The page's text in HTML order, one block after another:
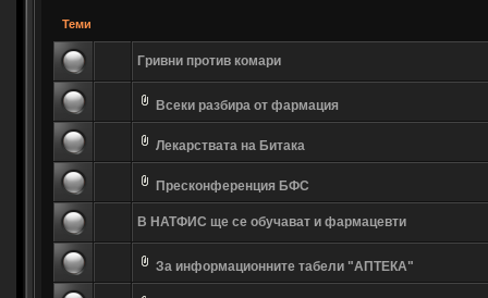
Теми
Гривни против комари
Всеки разбира от фармация
Лекарствата на Битака
Пресконференция БФС
В НАТФИС ще се обучават и фармацевти
За информационните табели "АПТЕКА"